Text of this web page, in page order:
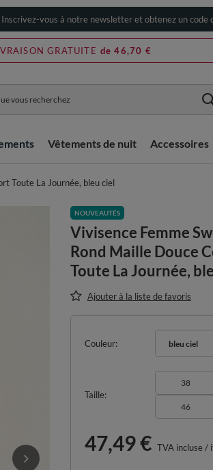
vous à notre newsletter et obtenez un code
GRATUITE de 46,70 €
Vêtements de nuit Accessoires
Toute La Journée, bleu ciel
NOUVEAUTÉS
Vivisence Femme
Rond Maille Douce
Toute La Journée,
Ajouter à la liste de favoris
Couleur bleu ciel
Taille
38
46
47,49 € TVA incluse/